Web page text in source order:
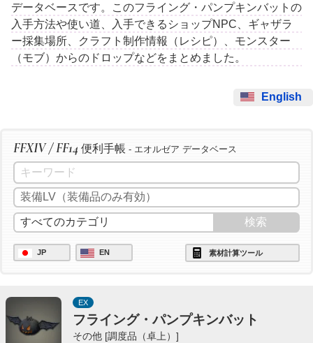
データベースです。このフライング・パンプキンバットの
入手方法や使い道、入手できるショップNPC、ギャザラ
ー採集場所、クラフト制作情報（レシピ）、モンスター
（モブ）からのドロップなどをまとめました。
English
FFXIV / FF14 便利手帳 - エオルゼア データベース
JP EN 素材計算ツール
EX
フライング・パンプキンバット
その他 [調度品（卓上）]